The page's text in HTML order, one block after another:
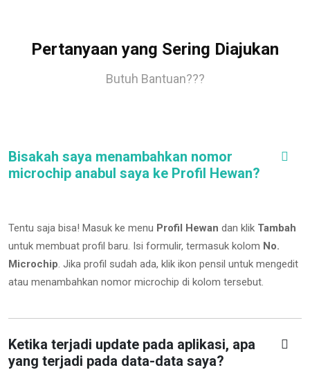
Pertanyaan yang Sering Diajukan
Butuh Bantuan???
Bisakah saya menambahkan nomor
microchip anabul saya ke Profil Hewan?
Tentu saja bisa! Masuk ke menu Profil Hewan dan klik Tambah
untuk membuat profil baru. Isi formulir, termasuk kolom No.
Microchip. Jika profil sudah ada, klik ikon pensil untuk mengedit
atau menambahkan nomor microchip di kolom tersebut.
Ketika terjadi update pada aplikasi, apa
yang terjadi pada data-data saya?